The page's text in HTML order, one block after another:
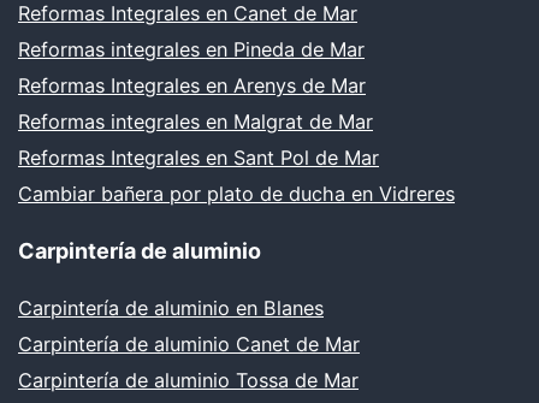
Reformas Integrales en Canet de Mar
Reformas integrales en Pineda de Mar
Reformas Integrales en Arenys de Mar
Reformas integrales en Malgrat de Mar
Reformas Integrales en Sant Pol de Mar
Cambiar bañera por plato de ducha en Vidreres
Carpintería de aluminio
Carpintería de aluminio en Blanes
Carpintería de aluminio Canet de Mar
Carpintería de aluminio Tossa de Mar